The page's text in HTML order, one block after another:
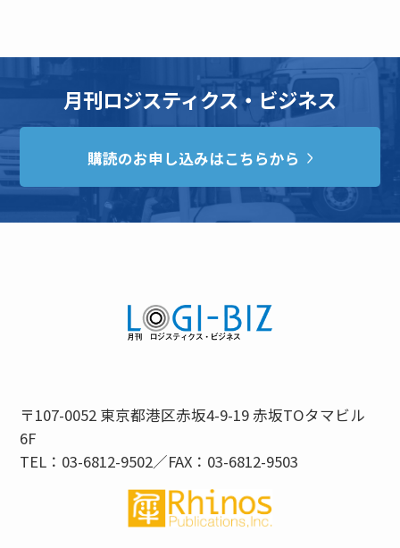
月刊ロジスティクス・ビジネス
購読のお申し込みはこちらから
〒107-0052 東京都港区赤坂4-9-19 赤坂TOタマビル
6F
TEL：03-6812-9502／FAX：03-6812-9503